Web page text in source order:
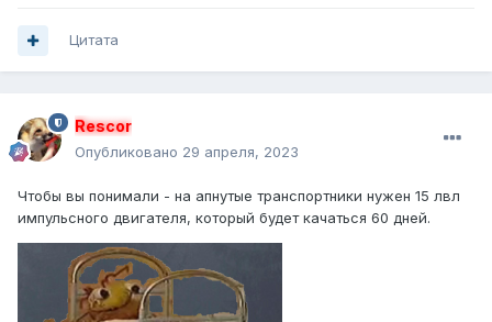
Цитата
Rescor
Опубликовано 29 апреля, 2023
Чтобы вы понимали - на апнутые транспортники нужен 15 лвл
импульсного двигателя, который будет качаться 60 дней.